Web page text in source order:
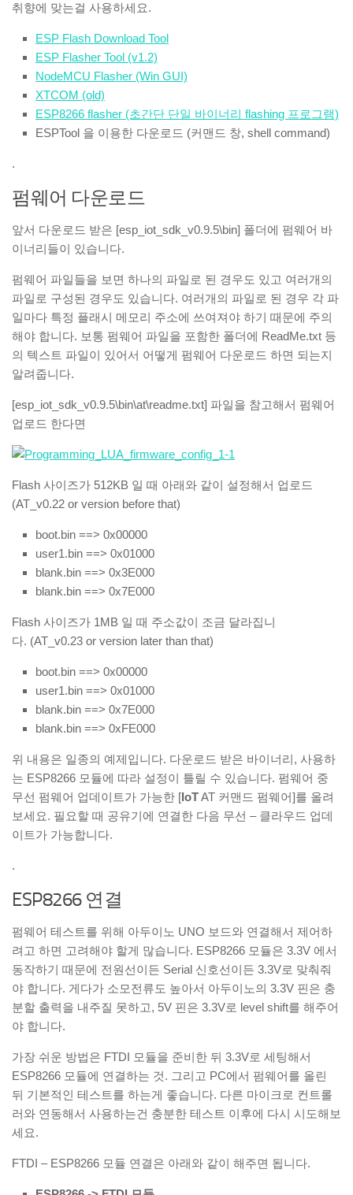
취향에 맞는걸 사용하세요.
ESP Flash Download Tool
ESP Flasher Tool (v1.2)
NodeMCU Flasher (Win GUI)
XTCOM (old)
ESP8266 flasher (초간단 단일 바이너리 flashing 프로그램)
ESPTool 을 이용한 다운로드 (커맨드 창, shell command)
.
펌웨어 다운로드
앞서 다운로드 받은 [esp_iot_sdk_v0.9.5\bin] 폴더에 펌웨어 바
이너리들이 있습니다.
펌웨어 파일들을 보면 하나의 파일로 된 경우도 있고 여러개의
파일로 구성된 경우도 있습니다. 여러개의 파일로 된 경우 각 파
일마다 특정 플래시 메모리 주소에 쓰여져야 하기 때문에 주의
해야 합니다. 보통 펌웨어 파일을 포함한 폴더에 ReadMe.txt 등
의 텍스트 파일이 있어서 어떻게 펌웨어 다운로드 하면 되는지
알려줍니다.
[esp_iot_sdk_v0.9.5\bin\at\readme.txt] 파일을 참고해서 펌웨어
업로드 한다면
Flash 사이즈가 512KB 일 때 아래와 같이 설정해서 업로드
(AT_v0.22 or version before that)
boot.bin ==> 0x00000
user1.bin ==> 0x01000
blank.bin ==> 0x3E000
blank.bin ==> 0x7E000
Flash 사이즈가 1MB 일 때 주소값이 조금 달라집니
다. (AT_v0.23 or version later than that)
boot.bin ==> 0x00000
user1.bin ==> 0x01000
blank.bin ==> 0x7E000
blank.bin ==> 0xFE000
위 내용은 일종의 예제입니다. 다운로드 받은 바이너리, 사용하
는 ESP8266 모듈에 따라 설정이 틀릴 수 있습니다. 펌웨어 중
무선 펌웨어 업데이트가 가능한 [IoTAT 커맨드 펌웨어]를 올려
보세요. 필요할 때 공유기에 연결한 다음 무선 – 클라우드 업데
이트가 가능합니다.
.
ESP8266 연결
펌웨어 테스트를 위해 아두이노 UNO 보드와 연결해서 제어하
려고 하면 고려해야 할게 많습니다. ESP8266 모듈은 3.3V 에서
동작하기 때문에 전원선이든 Serial 신호선이든 3.3V로 맞춰줘
야 합니다. 게다가 소모전류도 높아서 아두이노의 3.3V 핀은 충
분할 출력을 내주질 못하고, 5V 핀은 3.3V로 level shift를 해주어
야 합니다.
가장 쉬운 방법은 FTDI 모듈을 준비한 뒤 3.3V로 세팅해서
ESP8266 모듈에 연결하는 것. 그리고 PC에서 펌웨어를 올린
뒤 기본적인 테스트를 하는게 좋습니다. 다른 마이크로 컨트롤
러와 연동해서 사용하는건 충분한 테스트 이후에 다시 시도해보
세요.
FTDI – ESP8266 모듈 연결은 아래와 같이 해주면 됩니다.